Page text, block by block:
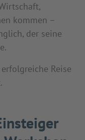
kommen –
der seine
Reise